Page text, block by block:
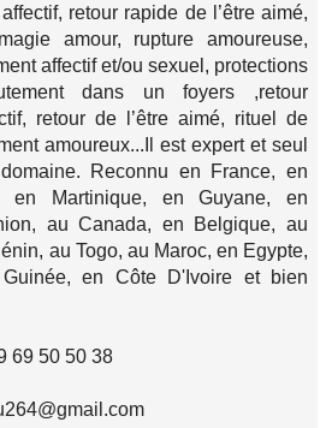
retour rapide de l’être aimé,
amour, rupture amoureuse,
affectif et/ou sexuel, protections
dans un foyers ,retour
retour de l’être aimé, rituel de
amoureux...Il est expert et seul
Reconnu en France, en
en Martinique, en Guyane, en
au Canada, en Belgique, au
au Togo, au Maroc, en Egypte,
en Côte D'Ivoire et bien
69 50 50 38